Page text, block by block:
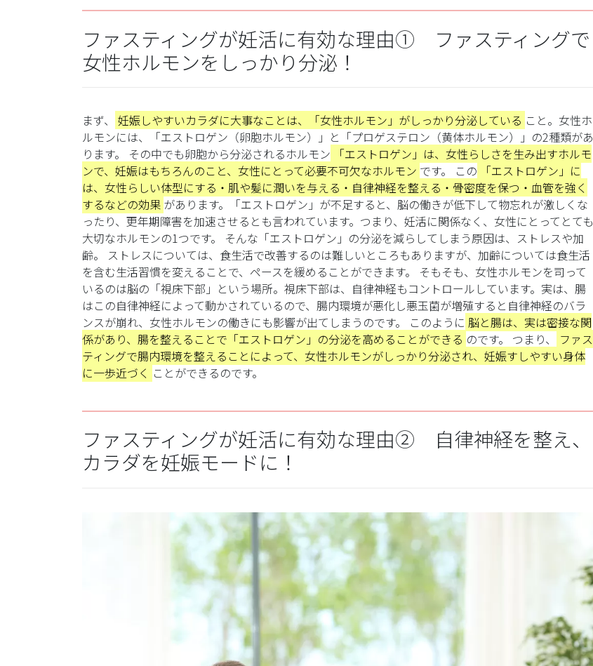
ファスティングが妊活に有効な理由① ファスティングで
女性ホルモンをしっかり分泌！
まず、 妊娠しやすいカラダに大事なことは、「女性ホルモン」がしっかり分泌している こと。女性ホ
ルモンには、「エストロゲン（卵胞ホルモン）」と「プロゲステロン（黄体ホルモン）」の2種類があ
ります。
その中でも卵胞から分泌されるホルモン 「エストロゲン」は、女性らしさを生み出すホルモ
ンで、妊娠はもちろんのこと、女性にとって必要不可欠なホルモン です。 この 「エストロゲン」に
は、女性らしい体型にする・肌や髪に潤いを与える・自律神経を整える・骨密度を保つ・血管を強く
するなどの効果 があります。
「エストロゲン」が不足すると、脳の働きが低下して物忘れが激しくな
ったり、更年期障害を加速させるとも言われています。 つまり、妊活に関係なく、女性にとってとても
大切なホルモンの1つです。
そんな「エストロゲン」の分泌を減らしてしまう原因は、ストレスや加
齢。
ストレスについては、食生活で改善するのは難しいところもありますが、加齢については食生活
を含む生活習慣を変えることで、ペースを緩めることができます。
そもそも、女性ホルモンを司って
いるのは脳の「視床下部」という場所。視床下部は、自律神経もコントロールしています。実は、腸
はこの自律神経によって動かされているので、腸内環境が悪化し悪玉菌が増殖すると自律神経のバラ
ンスが崩れ、女性ホルモンの働きにも影響が出てしまうのです。
このように 脳と腸は、実は密接な関
係があり、腸を整えることで「エストロゲン」の分泌を高めることができる のです。 つまり、
ファス
ティングで腸内環境を整えることによって、女性ホルモンがしっかり分泌され、妊娠すしやすい身体
に一歩近づく ことができるのです。
ファスティングが妊活に有効な理由② 自律神経を整え、
カラダを妊娠モードに！